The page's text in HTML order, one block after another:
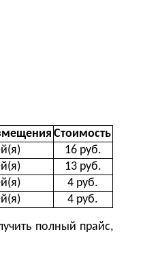
Стоимость
16 руб.
13 руб.
4 руб.
4 руб.
полный прайс,